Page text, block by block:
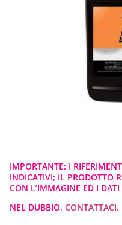
IMPORTANTE: I
INDICATIVI; IL PRODOTTO
CON L’IMMAGINE ED I
NEL DUBBIO, CONTATTACI.